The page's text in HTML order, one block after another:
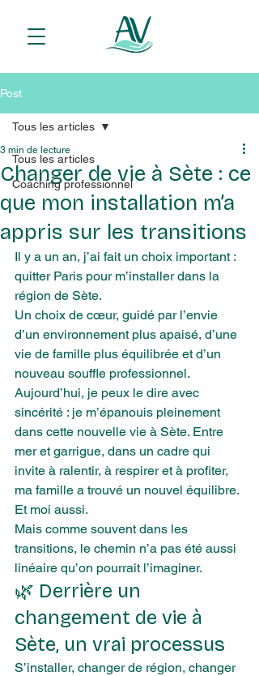
Post
Tous les articles
Coaching professionnel
Tous les articles
Changer de vie à Sète : ce
que mon installation m’a
appris sur les transitions
3 min de lecture
Il y a un an, j’ai fait un choix important :
quitter Paris pour m’installer dans la
région de Sète.
Un choix de cœur, guidé par l’envie
d’un environnement plus apaisé, d’une
vie de famille plus équilibrée et d’un
nouveau souffle professionnel.
Aujourd’hui, je peux le dire avec
sincérité : je m’épanouis pleinement
dans cette nouvelle vie à Sète. Entre
mer et garrigue, dans un cadre qui
invite à ralentir, à respirer et à profiter,
ma famille a trouvé un nouvel équilibre.
Et moi aussi.
Mais comme souvent dans les
transitions, le chemin n’a pas été aussi
linéaire qu’on pourrait l’imaginer.
🌿 Derrière un
changement de vie à
Sète, un vrai processus
S’installer, changer de région, changer